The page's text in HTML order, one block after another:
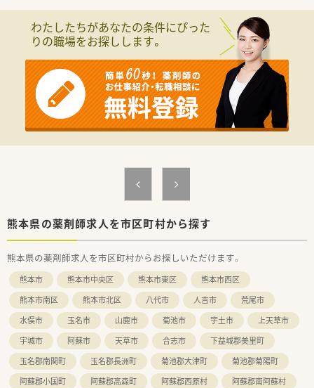
＜多様な分野に挑戦できる環境＞
■現場の薬剤師として勤務しながら「教育」「学術」「採用」「店舗
開発」等会社の運営にも携わることができます。
■熊大と共同で化粧品の開発などを行っており、希望者は商品企
画等に係ることもできます。
■ベテランだけでなく20代・30代の方を中心に、今から薬剤師が
担うべき新しい領域について模索し活気のある若い組織・集団を
構築しています。
わたしたちがあなたの条件にぴった
りの職場をお探しします。
熊本県の薬剤師求人を市区町村から探す
熊本県の薬剤師求人を市区町村からお探しいただけます。
熊本市 熊本市中央区 熊本市東区
熊本市西区
熊本市南区
熊本市北区 八代市 人吉市
荒尾市
水俣市
玉名市 山鹿市 菊池市 宇土市
上天草市
宇城市
阿蘇市 天草市 合志市
下益城郡美里町
玉名郡南関町
玉名郡長洲町 菊池郡大津町
菊池郡菊陽町
阿蘇郡小国町
阿蘇郡高森町 阿蘇郡西原村
阿蘇郡南阿蘇村